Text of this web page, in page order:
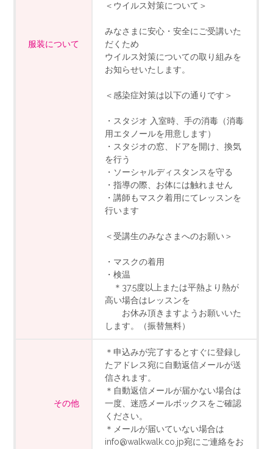
服装について
＜ウイルス対策について＞
みなさまに安心・安全にご受講いた
だくため
ウイルス対策についての取り組みを
お知らせいたします。
＜感染症対策は以下の通りです＞
・スタジオ 入室時、手の消毒（消毒
用エタノールを用意します）
・スタジオの窓、ドアを開け、換気
を行う
・ソーシャルディスタンスを守る
・指導の際、お体には触れません
・講師もマスク着用にてレッスンを
行います
＜受講生のみなさまへのお願い＞
・マスクの着用
・検温
＊37.5度以上または平熱より熱が
高い場合はレッスンを
お休み頂きますようお願いいた
します。（振替無料）
その他
＊申込みが完了するとすぐに登録し
たアドレス宛に自動返信メールが送
信されます。
＊自動返信メールが届かない場合は
一度、迷惑メールボックスをご確認
ください。
＊メールが届いていない場合は
info@walkwalk.co.jp宛にご連絡をお